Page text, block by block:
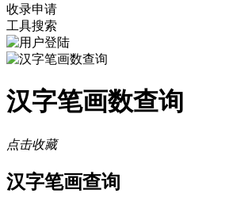
收录申请
工具搜索
汉字笔画数查询
点击收藏
汉字笔画查询